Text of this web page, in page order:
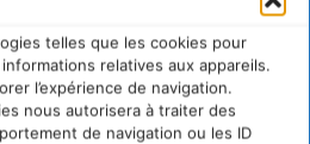
telles que les cookies pour
relatives aux appareils.
l’expérience de navigation.
nous autorisera à traiter des
de navigation ou les ID
Naulin